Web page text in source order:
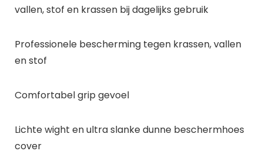
vallen, stof en krassen bij dagelijks gebruik
Professionele bescherming tegen krassen, vallen
en stof
Comfortabel grip gevoel
Lichte wight en ultra slanke dunne beschermhoes
cover